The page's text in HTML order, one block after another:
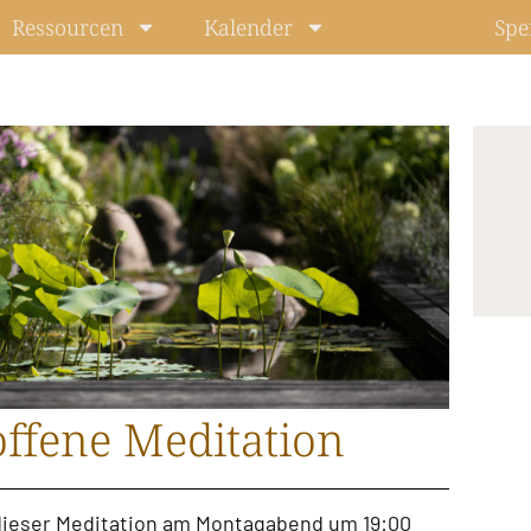
Ressourcen Kalender
Meditation
Meditation am Montagabend um 19:00